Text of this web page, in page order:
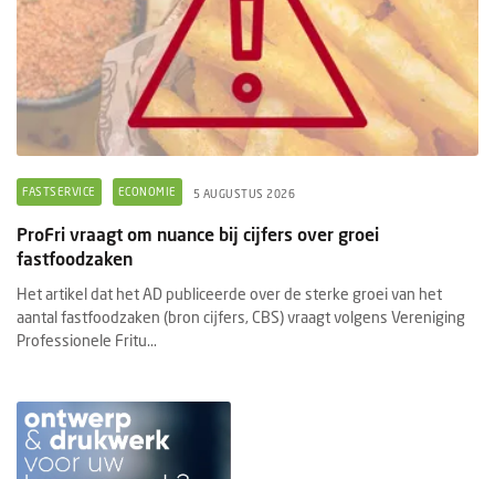
FASTSERVICE ECONOMIE 5 AUGUSTUS 2026
ProFri vraagt om nuance bij cijfers over groei
fastfoodzaken
Het artikel dat het AD publiceerde over de sterke groei van het
aantal fastfoodzaken (bron cijfers, CBS) vraagt volgens Vereniging
Professionele Fritu...